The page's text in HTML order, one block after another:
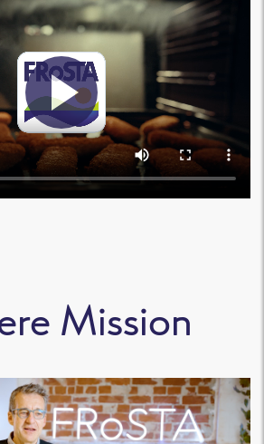
Mission